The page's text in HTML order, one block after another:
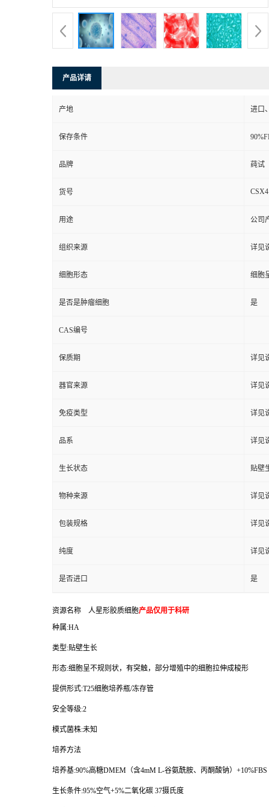
产品详请
产地 进口
保存条件
品牌 莼试
货号
用途 公司
组织来源 详见
细胞形态 细胞
是否是肿瘤细胞 是
CAS编号
保质期 详见
器官来源 详见
免疫类型 详见
品系 详见
生长状态 贴壁
物种来源 详见
包装规格 详见
纯度 详见
是否进口 是
资源名称 人星形胶质细胞产品仅用于科研
种属:HA
类型:贴壁生长
形态:细胞呈不规则状，有突触，部分增殖中的细胞拉伸成梭形
提供形式:T25细胞培养瓶/冻存管
安全等级:2
模式菌株:未知
培养方法
培养基:90%高糖DMEM （含4mM L-谷氨酰胺、丙酮酸钠） +10%FBS
生长条件:95%空气+5%二氧化碳 37摄氏度